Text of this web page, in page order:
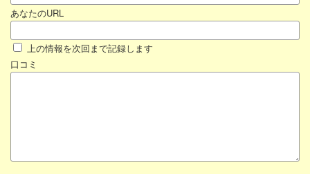
あなたのURL
上の情報を次回まで記録します
口コミ